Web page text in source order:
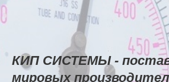
КИП СИСТЕМЫ -
мировых